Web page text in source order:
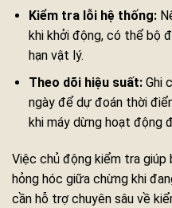
Kiểm tra lỗi hệ thống:
khi khởi động, có thể bộ
hạn vật lý.
Theo dõi hiệu suất:Ghi
ngày để dự đoán thời
khi máy dừng hoạt động
Việc chủ động kiểm tra
hỏng hóc giữa chừng khi
cần hỗ trợ chuyên sâu về